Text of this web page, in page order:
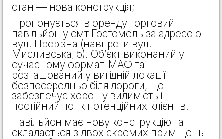
стан — нова конструкція;
Пропонується в оренду торговий
павільйон у смт Гостомель за адресою
вул. Прорізна (навпроти вул.
Мисливська, 5). Об’єкт виконаний у
сучасному форматі МАФ та
розташований у вигідній локації
безпосередньо біля дороги, що
забезпечує хорошу видимість і
постійний потік потенційних клієнтів.
Павільйон має нову конструкцію та
складається з двох окремих приміщень